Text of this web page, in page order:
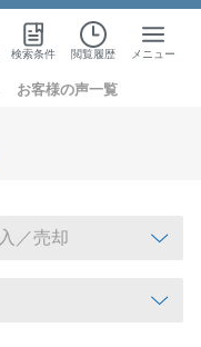
検索条件 閲覧履歴 メニュー
お客様の声一覧